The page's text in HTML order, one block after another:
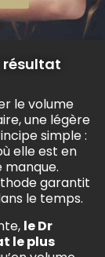
résultat
le volume
une légère
simple :
elle est en
manque.
garantit
le temps.
le Dr
le plus